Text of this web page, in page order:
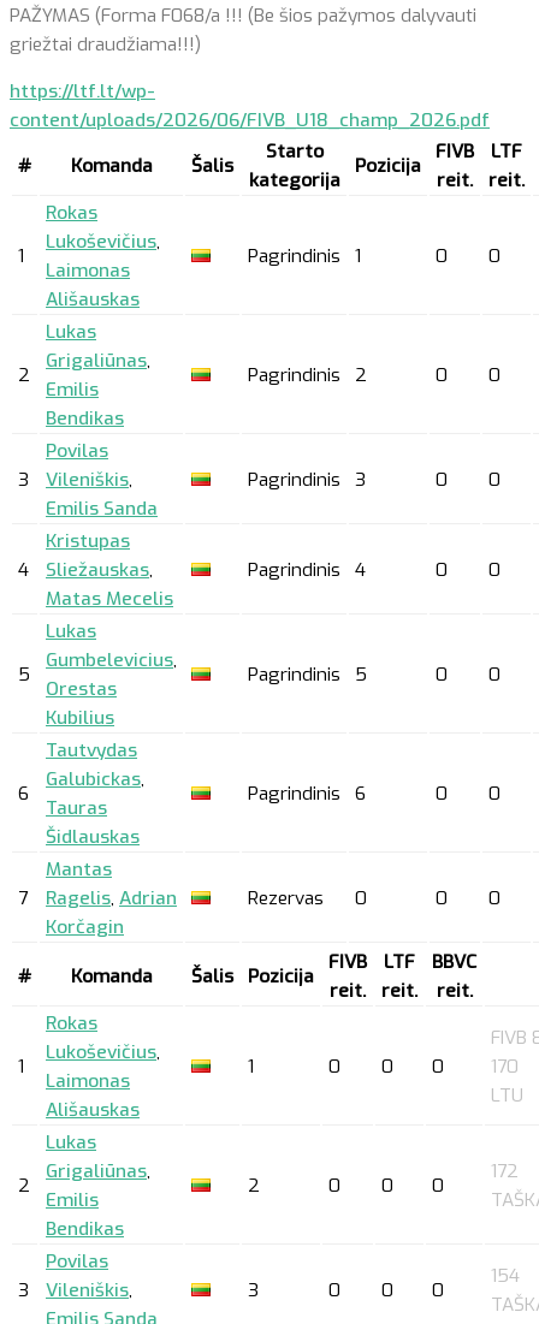
PAŽYMAS (Forma F068/a !!! (Be šios pažymos dalyvauti
griežtai draudžiama!!!)
https://ltf.lt/wp-
content/uploads/2026/06/FIVB_U18_champ_2026.pdf
#
Komanda Šalis
Starto
kategorija
Pozicija
FIVB
reit.
LTF
reit.
1
Rokas
Lukoševičius,
Laimonas
Ališauskas
Pagrindinis 1 0 0
2
Lukas
Grigaliūnas,
Emilis
Bendikas
Pagrindinis 2 0 0
3
Povilas
Vileniškis,
Emilis Sanda
Pagrindinis 3 0 0
4
Kristupas
Sliežauskas,
Matas Mecelis
Pagrindinis 4 0 0
5
Lukas
Gumbelevicius,
Orestas
Kubilius
Pagrindinis 5 0 0
6
Tautvydas
Galubickas,
Tauras
Šidlauskas
Pagrindinis 6 0 0
7
Mantas
Ragelis, Adrian
Korčagin
Rezervas 0 0 0
# Komanda Šalis Pozicija
FIVB
reit.
LTF
reit.
BBVC
reit.
1
Rokas
Lukoševičius,
Laimonas
Ališauskas
1 0 0 0
FIVB
170
LTU
2
Lukas
Grigaliūnas,
Emilis
Bendikas
2 0 0 0
172
3
Povilas
Vileniškis,
3 0 0 0
154